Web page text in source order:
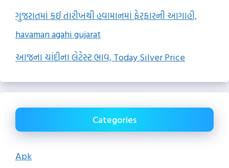
ગુજરાતમાં કઈ તારીખથી હવામાનમાં ફેરફારની આગાહી,
havaman agahi gujarat
આજના ચાંદીના લેટેસ્ટ ભાવ, Today Silver Price
Categories
Apk